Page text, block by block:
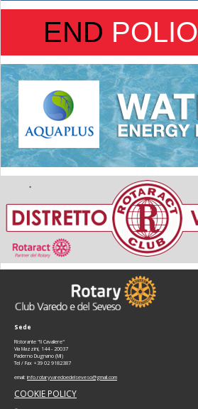
END POLIO
Sede
Ristorante "Il Cavaliere"
Via Mazzini, 144 - 20037
Paderno Dugnano (MI)
Tel / Fax +39 02 9182387
email: info.rotaryvaredoedelseveso@gmail.com
COOKIE POLICY